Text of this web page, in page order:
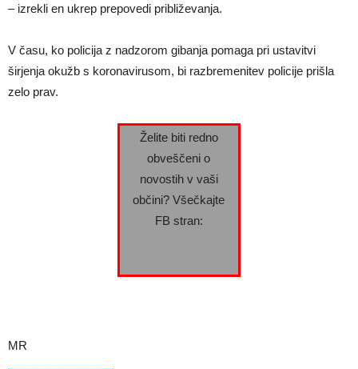
– izrekli en ukrep prepovedi približevanja.
V času, ko policija z nadzorom gibanja pomaga pri ustavitvi
širjenja okužb s koronavirusom, bi razbremenitev policije prišla
zelo prav.
Želite biti redno
obveščeni o
novostih v vaši
občini? Všečkajte
FB stran:
MR